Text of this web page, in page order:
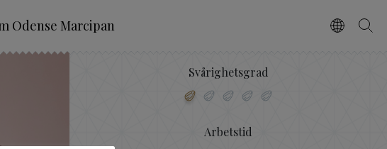
Odense Marcipan VælgSøg
Svårighetsgrad
Arbetstid